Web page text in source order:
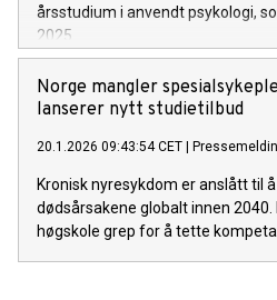
årsstudium i anvendt psykologi,
2025.
Norge mangler
lanserer nytt studietilbud
20.1.2026 09:43:54 CET
Kronisk nyresykdom er anslått til
dødsårsakene globalt innen 2040.
høgskole grep for å tette